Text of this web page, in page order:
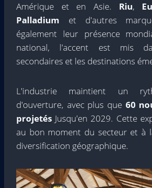
Amérique et en Asie. Riu,
Palladium et d'autres
également leur présence
national, l'accent est mis
secondaires et les destinations
L'industrie maintient un
d'ouverture, avec plus que 60
projetés Jusqu'en 2029. Cette
au bon moment du secteur et à
diversification géographique.